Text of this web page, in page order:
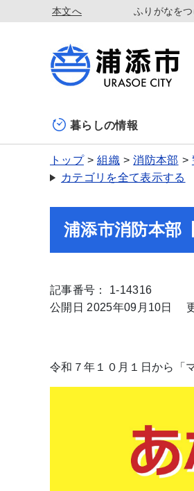
本文へ ふりがなをつ
暮らしの情報
トップ 組織 消防本部
カテゴリを全て表示する
浦添市消防本部
記事番号： 1-14316
公開日 2025年09月10日
令和７年１０月１日から「